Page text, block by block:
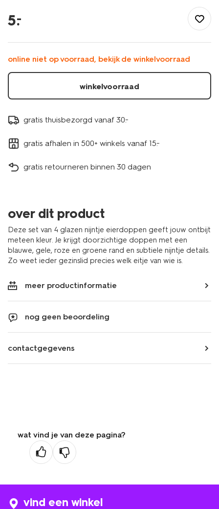
eierdopjes-
13.5x13.5x5cm-
-
-4-
25800154.html
5.
–
online niet op voorraad, bekijk de winkelvoorraad
winkelvoorraad
gratis thuisbezorgd vanaf 30.-
gratis afhalen in 500+ winkels vanaf 15.-
gratis retourneren binnen 30 dagen
over dit product
Deze set van 4 glazen nijntje eierdoppen geeft jouw ontbijt
meteen kleur. Je krijgt doorzichtige doppen met een
blauwe, gele, roze en groene rand en subtiele nijntje details.
Zo weet ieder gezinslid precies welk eitje van wie is.
meer productinformatie
nog geen beoordeling
contactgegevens
wat vind je van deze pagina?
vind een winkel